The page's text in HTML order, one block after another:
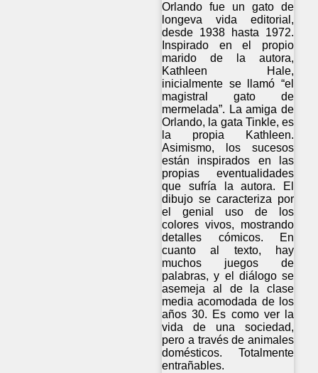
Orlando fue un gato de
longeva vida editorial,
desde 1938 hasta 1972.
Inspirado en el propio
marido de la autora,
Kathleen Hale,
inicialmente se llamó “el
magistral gato de
mermelada”. La amiga de
Orlando, la gata Tinkle, es
la propia Kathleen.
Asimismo, los sucesos
están inspirados en las
propias eventualidades
que sufría la autora. El
dibujo se caracteriza por
el genial uso de los
colores vivos, mostrando
detalles cómicos. En
cuanto al texto, hay
muchos juegos de
palabras, y el diálogo se
asemeja al de la clase
media acomodada de los
años 30. Es como ver la
vida de una sociedad,
pero a través de animales
domésticos. Totalmente
entrañables.